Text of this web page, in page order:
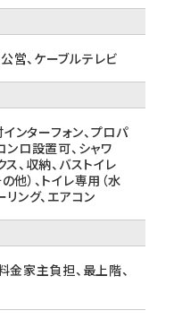
営、ケーブルテレビ
ンターフォン、プロパ
ンロ設置可、シャワ
ス、収納、バストイレ
他）、トイレ専用（水
リング、エアコン
金家主負担、最上階、